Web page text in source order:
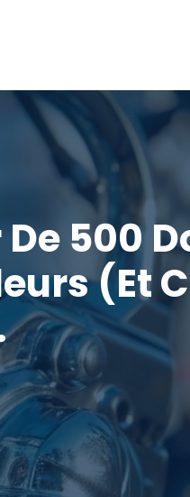
500
(et